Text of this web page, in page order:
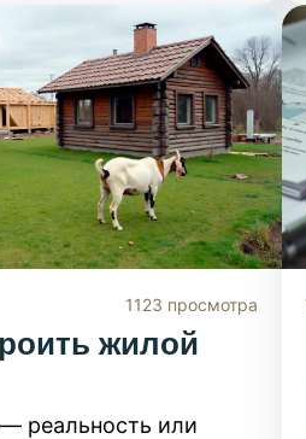
в
найти подходящий
1123 просмотра
жилой
реальность или